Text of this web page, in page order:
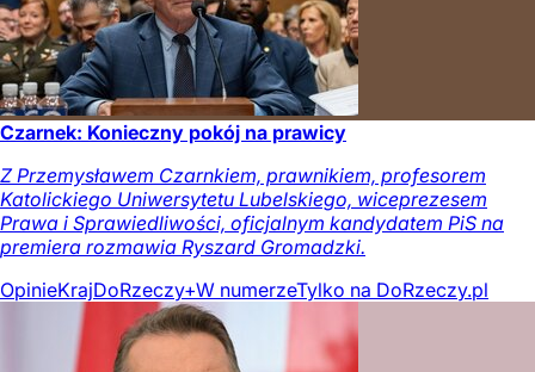
Czarnek: Konieczny pokój na prawicy
Z Przemysławem Czarnkiem, prawnikiem, profesorem
Katolickiego Uniwersytetu Lubelskiego, wiceprezesem
Prawa i Sprawiedliwości, oficjalnym kandydatem PiS na
premiera rozmawia Ryszard Gromadzki.
OpinieKrajDoRzeczy+W numerzeTylko na DoRzeczy.pl